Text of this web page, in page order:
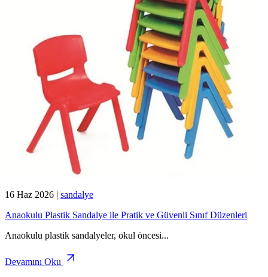
16 Haz 2026 | sandalye
Anaokulu Plastik Sandalye ile Pratik ve Güvenli Sınıf Düzenleri
Anaokulu plastik sandalyeler, okul öncesi...
Devamını Oku